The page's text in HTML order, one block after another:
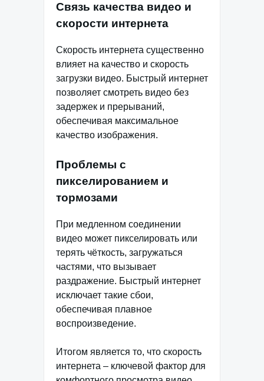
Связь качества видео и
скорости интернета
Скорость интернета существенно
влияет на качество и скорость
загрузки видео. Быстрый интернет
позволяет смотреть видео без
задержек и прерываний,
обеспечивая максимальное
качество изображения.
Проблемы с
пикселированием и
тормозами
При медленном соединении
видео может пикселировать или
терять чёткость, загружаться
частями, что вызывает
раздражение. Быстрый интернет
исключает такие сбои,
обеспечивая плавное
воспроизведение.
Итогом является то, что скорость
интернета – ключевой фактор для